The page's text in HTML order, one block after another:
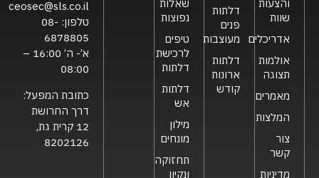
והצעות
שוות
אדריכלים
אולמות
תצוגה
מאמרים
המלצות
צור
קשר
מדיניות
דלתות
פנים
מעוצבות
דלתות
ארונות
קודש
שאלות
נפוצות
טיפים
לרכישת
דלתות
דלתות
אש
מילון
מונחים
תחזוקה
ונקיון
ceosec@sls.co.il
טלפון: 08-
6878805
א’- ה’ 16:00 –
08:00
כתובת המפעל:
דרך החרושת
12 קרית גת,
8202126